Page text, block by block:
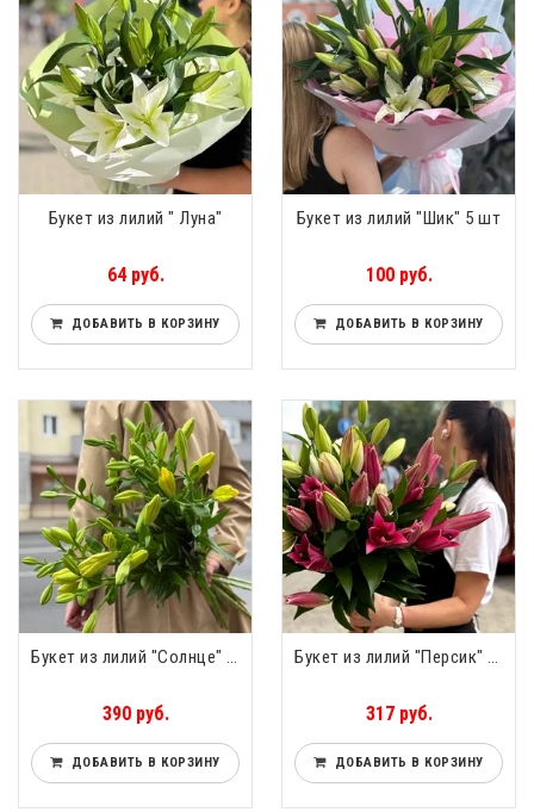
Букет из лилий " Луна"
64 руб.
ДОБАВИТЬ В КОРЗИНУ
Букет из лилий "Шик" 5 шт
100 руб.
ДОБАВИТЬ В КОРЗИНУ
Букет из лилий "Солнце" (11 шт)
390 руб.
ДОБАВИТЬ В КОРЗИНУ
Букет из лилий "Персик" (9 шт)
317 руб.
ДОБАВИТЬ В КОРЗИНУ